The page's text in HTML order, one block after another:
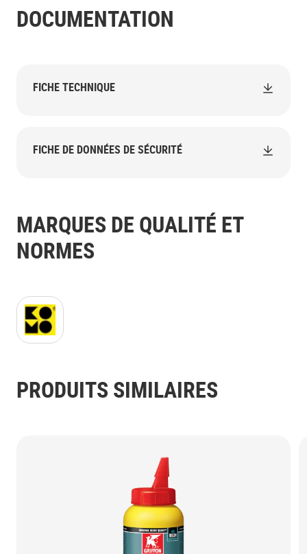
DOCUMENTATION
FICHE TECHNIQUE
FICHE DE DONNÉES DE SÉCURITÉ
MARQUES DE QUALITÉ ET
NORMES
KOMO Logo JPG.jpg
PRODUITS SIMILAIRES